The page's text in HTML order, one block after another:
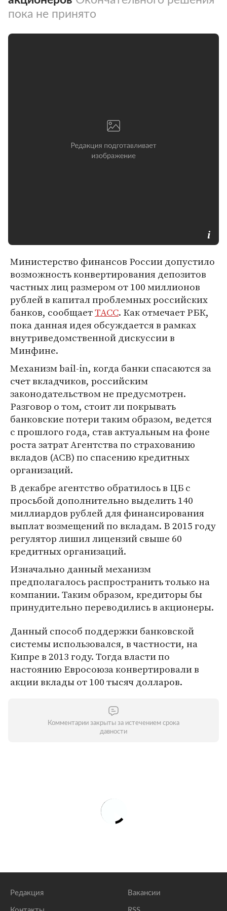
пока не принято
Министерство финансов России допустило
возможность конвертирования депозитов
частных лиц размером от 100 миллионов
рублей в капитал проблемных российских
банков, сообщаетТАСС. Как отмечает РБК,
пока данная идея обсуждается в рамках
внутриведомственной дискуссии в
Минфине.
Механизм bail-in, когда банки спасаются за
счет вкладчиков, российским
законодательством не предусмотрен.
Разговор о том, стоит ли покрывать
банковские потери таким образом, ведется
с прошлого года, став актуальным на фоне
роста затрат Агентства по страхованию
вкладов (АСВ) по спасению кредитных
организаций.
В декабре агентство обратилось в ЦБ с
просьбой дополнительно выделить 140
миллиардов рублей для финансирования
выплат возмещений по вкладам. В 2015 году
регулятор лишил лицензий свыше 60
кредитных организаций.
Изначально данный механизм
предполагалось распространить только на
компании. Таким образом, кредиторы бы
принудительно переводились в акционеры.
Данный способ поддержки банковской
системы использовался, в частности, на
Кипре в 2013 году. Тогда власти по
настоянию Евросоюза конвертировали в
акции вклады от 100 тысяч долларов.
Комментарии закрыты за истечением срока
давности
Редакция Вакансии